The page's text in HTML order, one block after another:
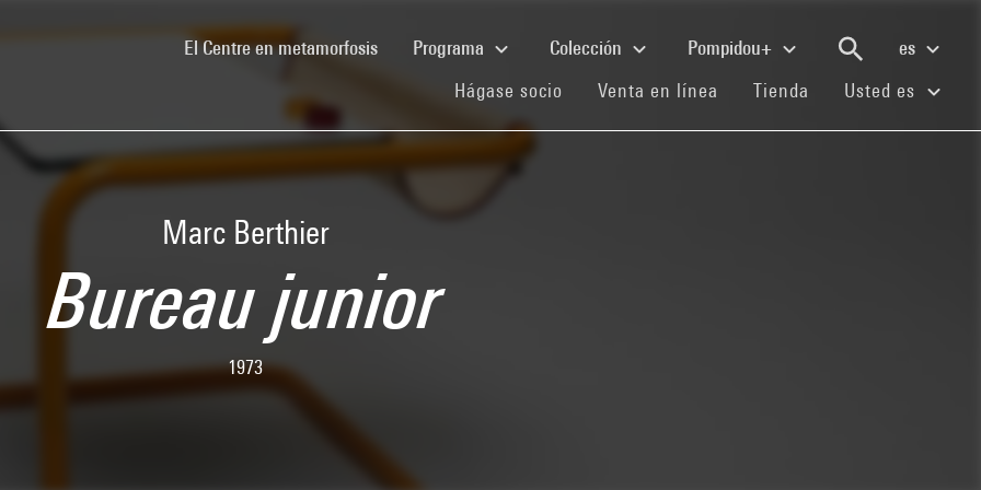
El Centre en metamorfosis(current)Programa Colección Pompidou+
es
Hágase socio (current)
Venta en línea (current)
Tienda (current)
Usted es
Marc Berthier
Bureau junior
1973